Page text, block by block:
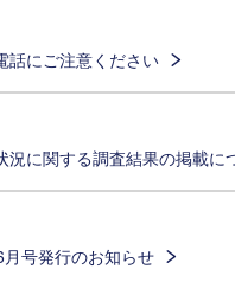
話にご注意ください
況に関する調査結果の掲載に
号発行のお知らせ